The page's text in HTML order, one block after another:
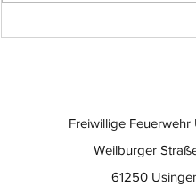
Freiwillige Feuerwehr
Weilburger
61250